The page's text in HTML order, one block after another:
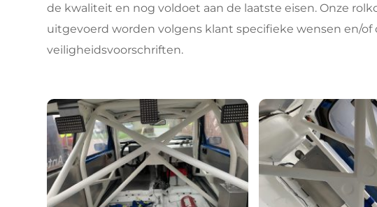
de kwaliteit en nog voldoet aan de laatste eisen. Onze
uitgevoerd worden volgens klant specifieke wensen en/of
veiligheidsvoorschriften.